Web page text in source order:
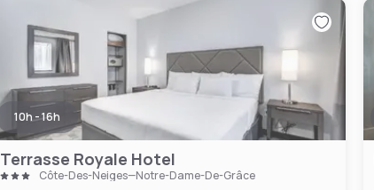
10h - 16h
Terrasse Royale Hotel
Côte-Des-Neiges—Notre-Dame-De-Grâce